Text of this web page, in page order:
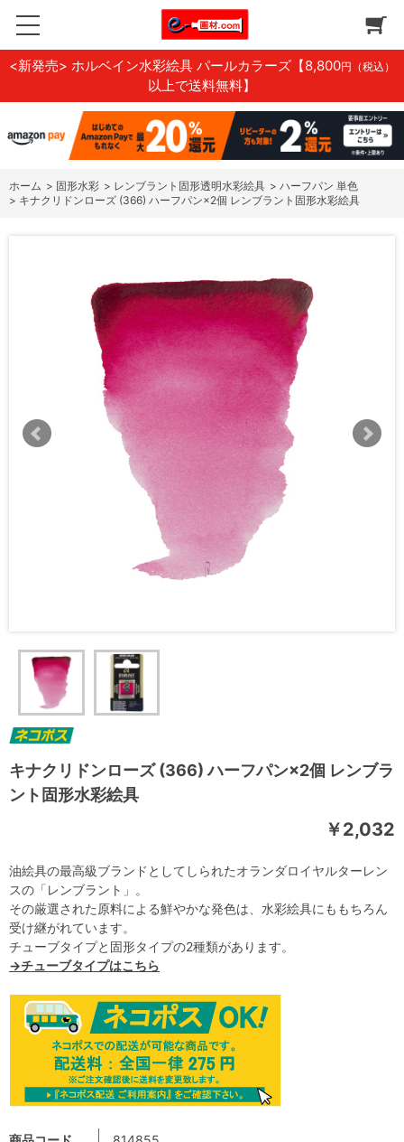
<新発売> ホルベイン水彩絵具 パールカラーズ 【8,800円（税込）
以上で送料無料】
ホーム > 固形水彩 > レンブラント固形透明水彩絵具 > ハーフパン 単色
> キナクリドンローズ (366) ハーフパン×2個 レンブラント固形水彩絵具
キナクリドンローズ (366) ハーフパン×2個 レンブラ
ント固形水彩絵具
￥2,032
油絵具の最高級ブランドとしてしられたオランダロイヤルターレン
スの「レンブラント」。
その厳選された原料による鮮やかな発色は、水彩絵具にももちろん
受け継がれています。
チューブタイプと固形タイプの2種類があります。
→チューブタイプはこちら